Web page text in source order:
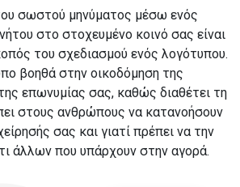
σωστού μηνύματος μέσω ενός
στο στοχευμένο κοινό σας είναι
του σχεδιασμού ενός λογότυπου.
βοηθά στην οικοδόμηση της
επωνυμίας σας, καθώς διαθέτει τη
στους ανθρώπους να κατανοήσουν
σας και γιατί πρέπει να την
άλλων που υπάρχουν στην αγορά.